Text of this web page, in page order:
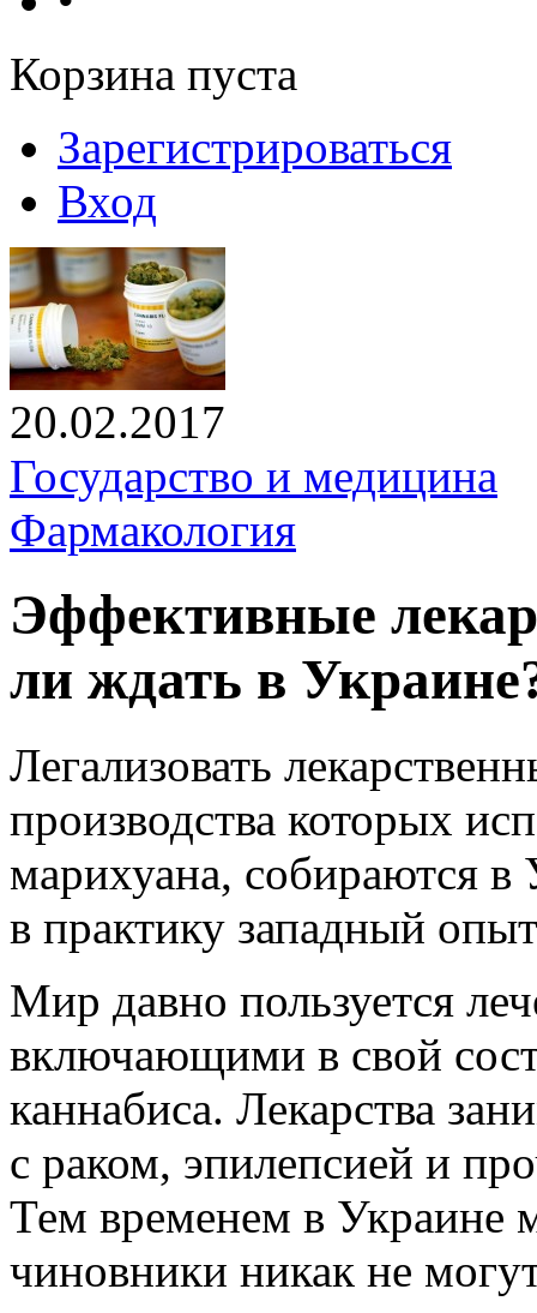
Корзина пуста
Зарегистрироваться
Вход
20.02.2017
Государство и медицина
Фармакология
Эффективные
ли ждать в
Легализовать
производства которых
марихуана, собираются в
в практику западный
Мир давно пользуется
включающими в свой
каннабиса. Лекарства
с раком, эпилепсией и
Тем временем в Украине
чиновники никак не